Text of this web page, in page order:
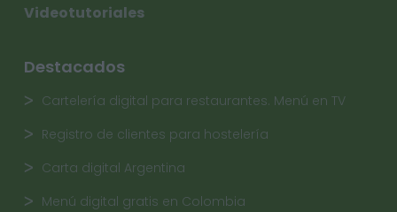
Videotutoriales
Destacados
Cartelería digital para restaurantes. Menú en TV
Registro de clientes para hostelería
Carta digital Argentina
Menú digital gratis en Colombia